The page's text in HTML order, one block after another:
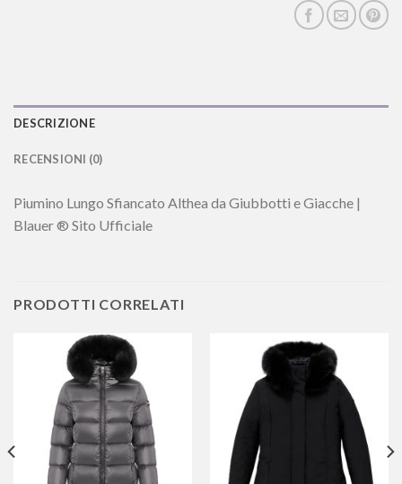
DESCRIZIONE
RECENSIONI (0)
Piumino Lungo Sfiancato Althea da Giubbotti e Giacche |
Blauer ® Sito Ufficiale
PRODOTTI CORRELATI